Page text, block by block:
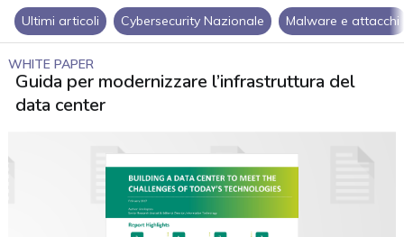
Ultimi articoli Cybersecurity Nazionale Malware e attacchi
WHITE PAPER
Guida per modernizzare l’infrastruttura del
data center